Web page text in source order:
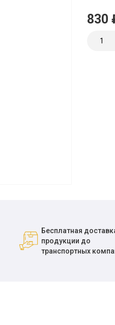
830
Бесплатная
продукции до
транспортных